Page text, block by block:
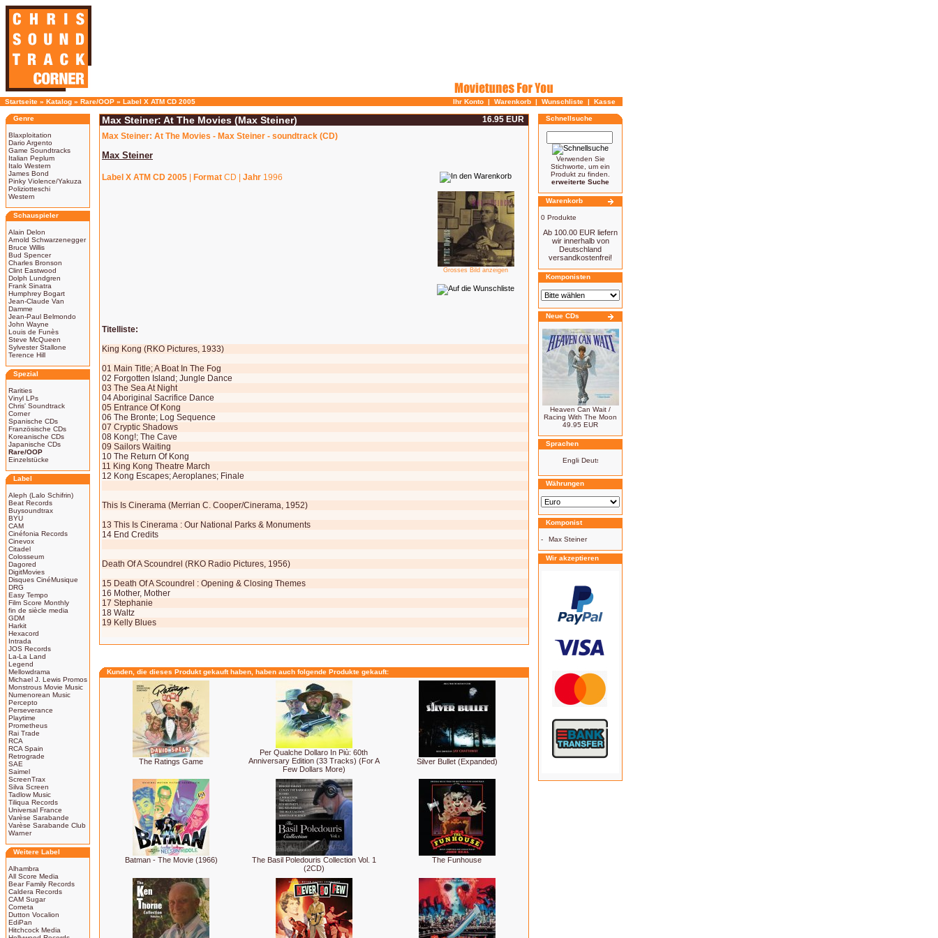
Startseite » Katalog » Rare/OOP » Label X ATM CD 2005 Ihr Konto | Warenkorb | Wunschliste | Kasse
Genre
Blaxploitation
Dario Argento
Game Soundtracks
Italian Peplum
Italo Western
James Bond
Pinky Violence/Yakuza
Poliziotteschi
Western
Schauspieler
Alain Delon
Arnold Schwarzenegger
Bruce Willis
Bud Spencer
Charles Bronson
Clint Eastwood
Dolph Lundgren
Frank Sinatra
Humphrey Bogart
Jean-Claude Van
Damme
Jean-Paul Belmondo
John Wayne
Louis de Funès
Steve McQueen
Sylvester Stallone
Terence Hill
Spezial
Rarities
Vinyl LPs
Chris' Soundtrack
Corner
Spanische CDs
Französische CDs
Koreanische CDs
Japanische CDs
Rare/OOP
Einzelstücke
Label
Aleph (Lalo Schifrin)
Beat Records
Buysoundtrax
BYU
CAM
Cinéfonia Records
Cinevox
Citadel
Colosseum
Dagored
DigitMovies
Disques CinéMusique
DRG
Easy Tempo
Film Score Monthly
fin de siècle media
GDM
Harkit
Hexacord
Intrada
JOS Records
La-La Land
Legend
Mellowdrama
Michael J. Lewis Promos
Monstrous Movie Music
Numenorean Music
Percepto
Perseverance
Playtime
Prometheus
Rai Trade
RCA
RCA Spain
Retrograde
SAE
Saimel
ScreenTrax
Silva Screen
Tadlow Music
Tiliqua Records
Universal France
Varèse Sarabande
Varèse Sarabande Club
Warner
Weitere Label
Alhambra
All Score Media
Bear Family Records
Caldera Records
CAM Sugar
Cometa
Dutton Vocalion
EdiPan
Hitchcock Media
Max Steiner: At The Movies (Max Steiner)
16.95 EUR
Max Steiner: At The Movies - Max Steiner - soundtrack (CD)
Max Steiner
Label X ATM CD 2005 Format CD | Jahr 1996
Grosses Bild anzeigen
Titelliste:
King Kong (RKO Pictures, 1933)
01 Main Title; A Boat In The Fog
02 Forgotten Island; Jungle Dance
03 The Sea At Night
04 Aboriginal Sacrifice Dance
05 Entrance Of Kong
06 The Bronte; Log Sequence
07 Cryptic Shadows
08 Kong!; The Cave
09 Sailors Waiting
10 The Return Of Kong
11 King Kong Theatre March
12 Kong Escapes; Aeroplanes; Finale
This Is Cinerama (Merrian C. Cooper/Cinerama, 1952)
13 This Is Cinerama : Our National Parks & Monuments
14 End Credits
Death Of A Scoundrel (RKO Radio Pictures, 1956)
15 Death Of A Scoundrel : Opening & Closing Themes
16 Mother, Mother
17 Stephanie
18 Waltz
19 Kelly Blues
Kunden, die dieses Produkt gekauft haben, haben auch folgende Produkte gekauft:
The Ratings Game
Per Qualche Dollaro In Più: 60th
Anniversary Edition (33 Tracks) (For A
Few Dollars More)
Silver Bullet (Expanded)
Batman - The Movie (1966)
The Basil Poledouris Collection Vol. 1
(2CD)
The Funhouse
Schnellsuche
Verwenden Sie
Stichworte, um ein
Produkt zu finden.
erweiterte Suche
Warenkorb
0 Produkte
Ab 100.00 EUR liefern
wir innerhalb von
Deutschland
versandkostenfrei!
Komponisten
Neue CDs
Heaven Can Wait /
Racing With The Moon
49.95 EUR
Sprachen
Währungen
Komponist
- Max Steiner
Wir akzeptieren